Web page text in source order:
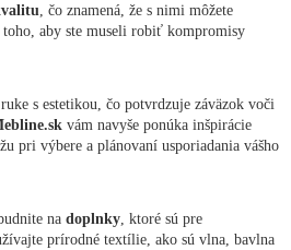
, čo znamená, že s nimi môžete
aby ste museli robiť kompromisy
s estetikou, čo potvrdzuje záväzok voči
vám navyše ponúka inšpirácie
pri výbere a plánovaní usporiadania vášho
na doplnky , ktoré sú pre
prírodné textílie, ako sú vlna, bavlna